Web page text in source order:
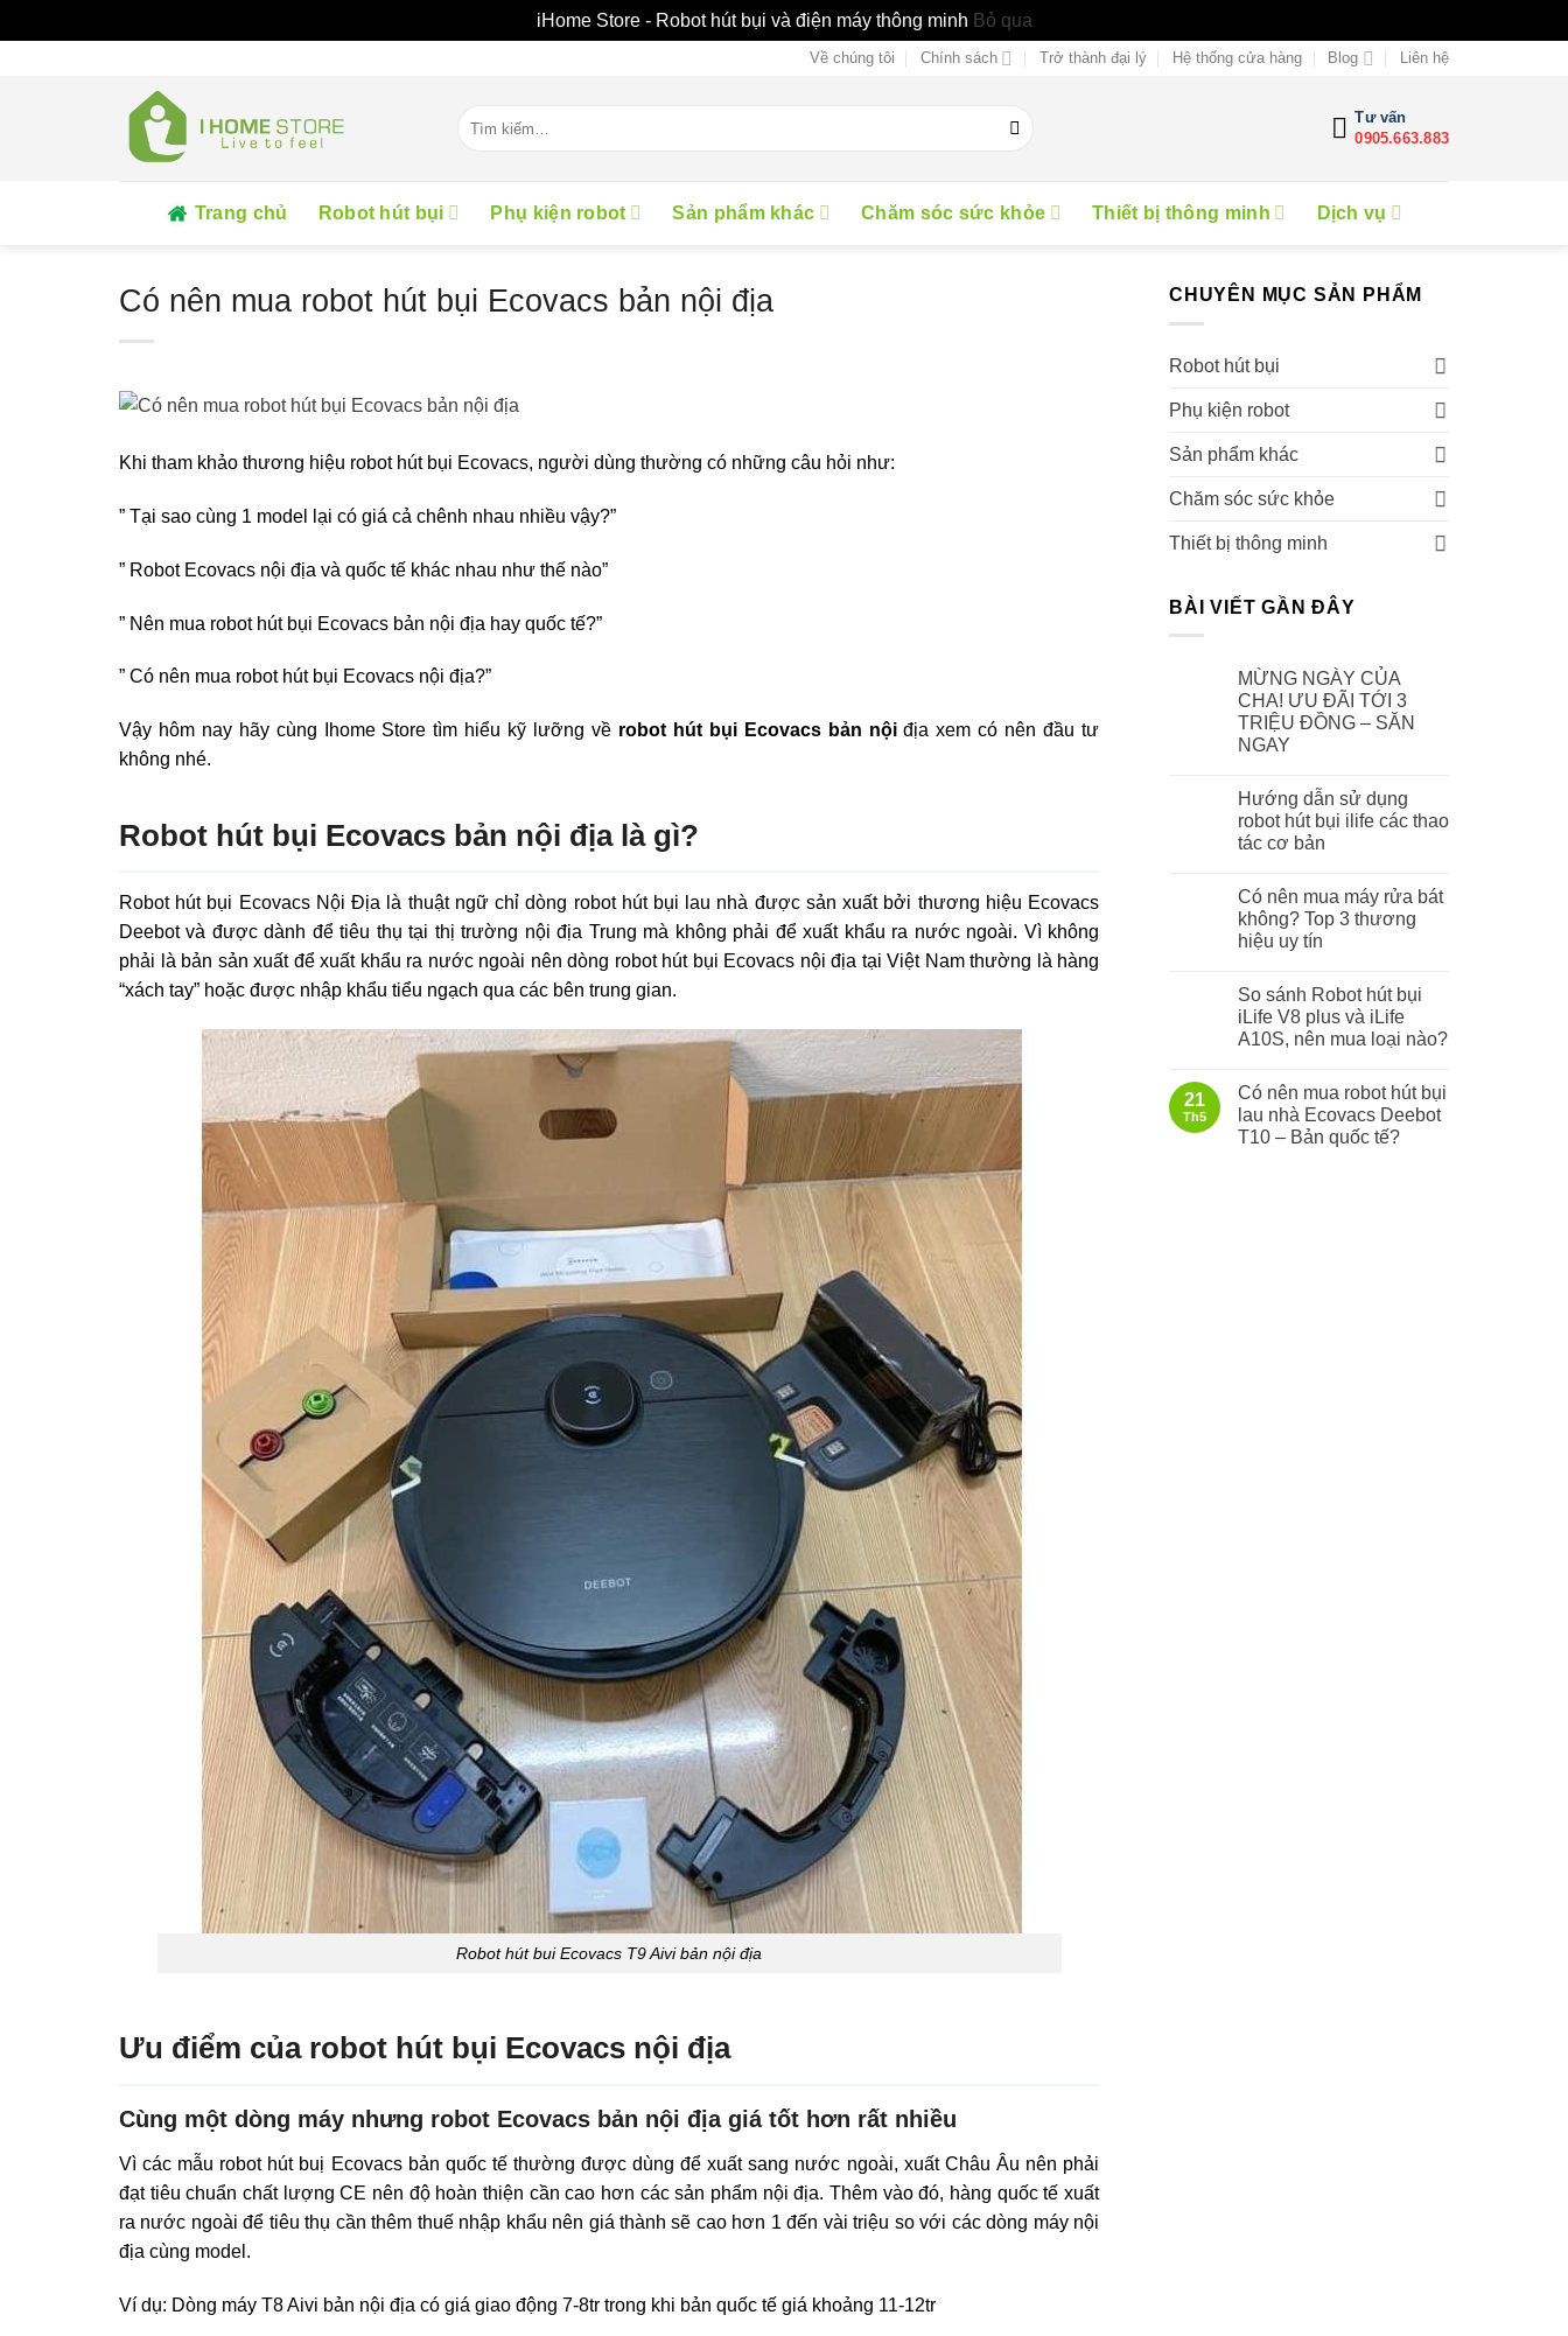
iHome Store - Robot hút bụi và điện máy thông minh Bỏ qua
Về chúng tôi Chính sách Trở thành đại lý Hệ thống cửa hàng Blog Liên hệ
kiếm:
Tư vấn
0905.663.883
Trang chủ Robot hút bụi Phụ kiện robot Sản phẩm khác Chăm sóc sức khỏe Thiết bị thông minh Dịch vụ
Có nên mua robot hút bụi Ecovacs bản nội địa
Khi tham khảo thương hiệu robot hút bụi Ecovacs, người dùng thường có những câu hỏi như:
” Tại sao cùng 1 model lại có giá cả chênh nhau nhiều vậy?”
” Robot Ecovacs nội địa và quốc tế khác nhau như thế nào”
” Nên mua robot hút bụi Ecovacs bản nội địa hay quốc tế?”
” Có nên mua robot hút bụi Ecovacs nội địa?”
Vậy hôm nay hãy cùng Ihome Store tìm hiểu kỹ lưỡng về robot hút bụi Ecovacs bản nộiđịa xem có nên đầu tư
không nhé.
Robot hút bụi Ecovacs bản nội địa là gì?
Robot hút bụi Ecovacs Nội Địa là thuật ngữ chỉ dòng robot hút bụi lau nhà được sản xuất bởi thương hiệu Ecovacs
Deebot và được dành để tiêu thụ tại thị trường nội địa Trung mà không phải để xuất khẩu ra nước ngoài. Vì không
phải là bản sản xuất để xuất khẩu ra nước ngoài nên dòng robot hút bụi Ecovacs nội địa tại Việt Nam thường là hàng
“xách tay” hoặc được nhập khẩu tiểu ngạch qua các bên trung gian.
Robot hút bui Ecovacs T9 Aivi bản nội địa
Ưu điểm của robot hút bụi Ecovacs nội địa
Cùng một dòng máy nhưng robot Ecovacs bản nội địa giá tốt hơn rất nhiều
Vì các mẫu robot hút buị Ecovacs bản quốc tế thường được dùng để xuất sang nước ngoài, xuất Châu Âu nên phải
đạt tiêu chuẩn chất lượng CE nên độ hoàn thiện cần cao hơn các sản phẩm nội địa. Thêm vào đó, hàng quốc tế xuất
ra nước ngoài để tiêu thụ cần thêm thuế nhập khẩu nên giá thành sẽ cao hơn 1 đến vài triệu so với các dòng máy nội
địa cùng model.
Ví dụ: Dòng máy T8 Aivi bản nội địa có giá giao động 7-8tr trong khi bản quốc tế giá khoảng 11-12tr
CHUYÊN MỤC SẢN PHẨM
Robot hút bụi
Phụ kiện robot
Sản phẩm khác
Chăm sóc sức khỏe
Thiết bị thông minh
BÀI VIẾT GẦN ĐÂY
MỪNG NGÀY CỦA
CHA! ƯU ĐÃI TỚI 3
TRIỆU ĐỒNG – SĂN
NGAY
Hướng dẫn sử dụng
robot hút bụi ilife các thao
tác cơ bản
Có nên mua máy rửa bát
không? Top 3 thương
hiệu uy tín
So sánh Robot hút bụi
iLife V8 plus và iLife
A10S, nên mua loại nào?
21
Th5
Có nên mua robot hút bụi
lau nhà Ecovacs Deebot
T10 – Bản quốc tế?